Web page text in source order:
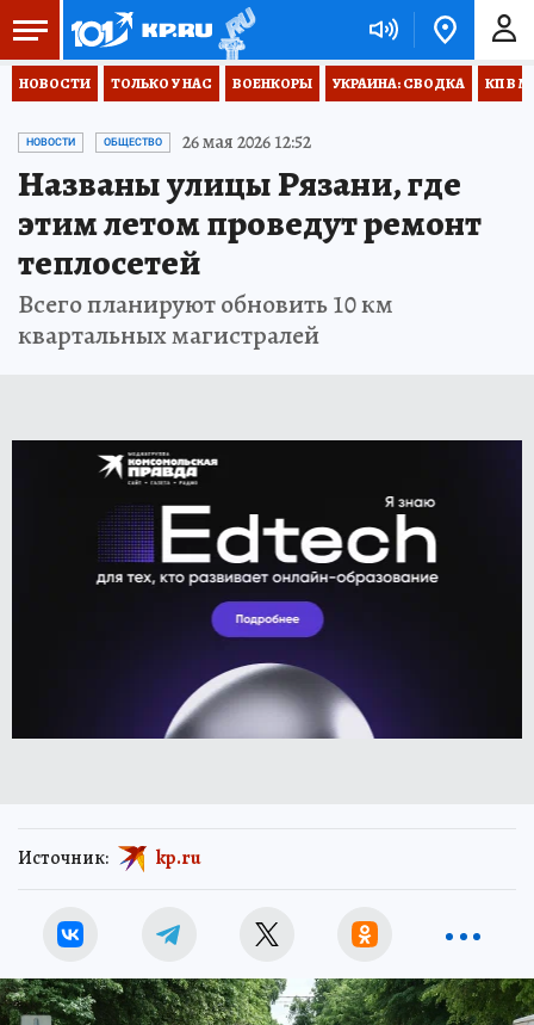
НОВОСТИ ТОЛЬКО У НАС ВОЕНКОРЫ УКРАИНА: СВОДКА КП В
НОВОСТИ ОБЩЕСТВО 26 мая 2026 12:52
Названы улицы Рязани, где
этим летом проведут ремонт
теплосетей
Всего планируют обновить 10 км
квартальных магистралей
Источник: kp.ru